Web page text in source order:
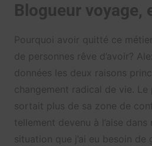
Blogueur voyage,
Pourquoi avoir quitté ce
de personnes rêve d’avoir?
données les deux raisons
changement radical de vie. Le
sortait plus de sa zone de
tellement devenu à l’aise dans
situation que j’ai eu besoin de